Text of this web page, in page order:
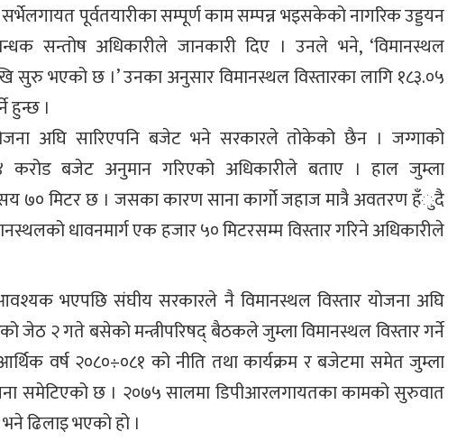
पूर्वतयारीका सम्पूर्ण काम सम्पन्न भइसकेको नागरिक उड्डयन
सन्तोष अधिकारीले जानकारी दिए । उनले भने, ‘विमानस्थल
सुरु भएको छ ।’ उनका अनुसार विमानस्थल विस्तारका लागि १८३.०५
हुन्छ ।
अघि सारिएपनि बजेट भने सरकारले तोकेको छैन । जग्गाको
करोड बजेट अनुमान गरिएको अधिकारीले बताए । हाल जुम्ला
सय ७० मिटर छ । जसका कारण साना कार्गो जहाज मात्रै अवतरण हँुदै
धावनमार्ग एक हजार ५० मिटरसम्म विस्तार गरिने अधिकारीले
भएपछि संघीय सरकारले नै विमानस्थल विस्तार योजना अघि
जेठ २ गते बसेको मन्त्रीपरिषद् बैठकले जुम्ला विमानस्थल विस्तार गर्ने
वर्ष २०८०÷०८१ को नीति तथा कार्यक्रम र बजेटमा समेत जुम्ला
समेटिएको छ । २०७५ सालमा डिपीआरलगायतका कामको सुरुवात
ढिलाइ भएको हो ।